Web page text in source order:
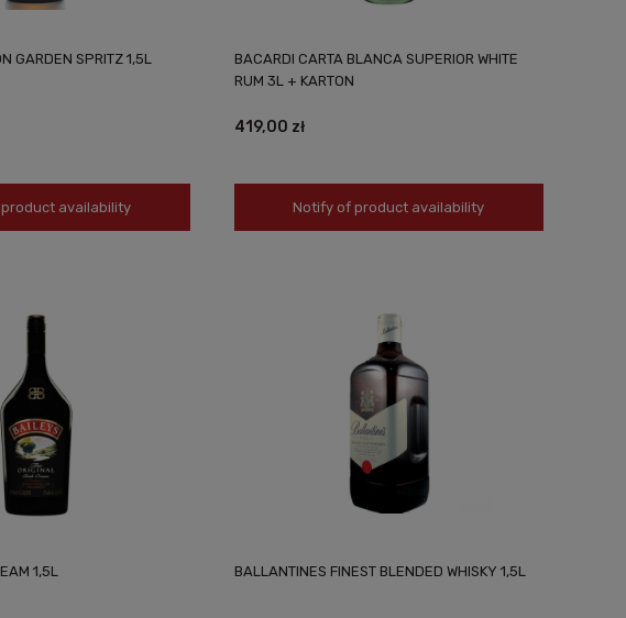
GARDEN SPRITZ 1,5L
availability
BACARDI CARTA BLANCA SUPERIOR WHITE
RUM 3L + KARTON
419,00 zł
Notify of product availability
1,5L BALLANTINES FINEST BLENDED WHISKY 1,5L